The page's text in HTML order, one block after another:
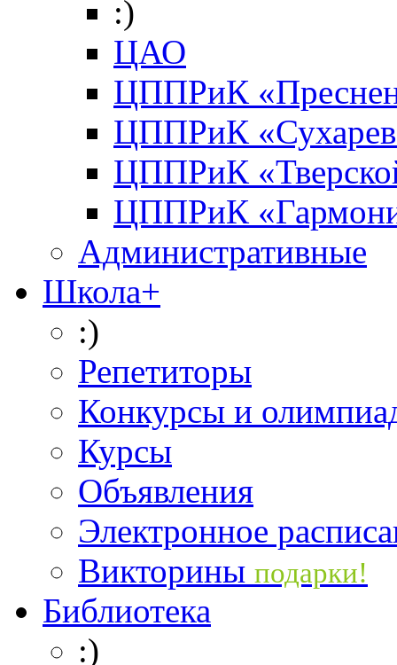
:)
ЦАО
ЦППРиК
ЦППРиК
ЦППРиК
ЦППРиК
Административные
Школа+
:)
Репетиторы
Конкурсы и
Курсы
Объявления
Электронное
Викторины подарки!
Библиотека
:)